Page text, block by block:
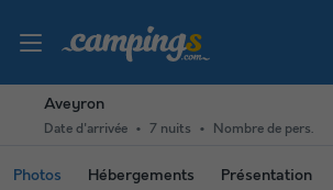
Aveyron
Date d'arrivée 7 nuits Nombre de pers.
Photos Hébergements Présentation